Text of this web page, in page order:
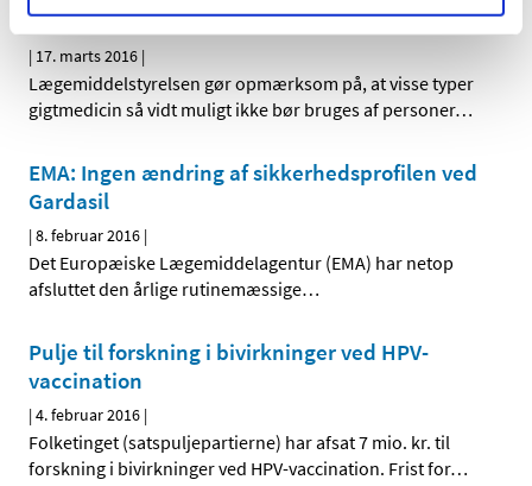
hjertepatienter
| 17. marts 2016 |
Lægemiddelstyrelsen gør opmærksom på, at visse typer
gigtmedicin så vidt muligt ikke bør bruges af personer…
EMA: Ingen ændring af sikkerhedsprofilen ved
Gardasil
|8. februar 2016 |
Det Europæiske Lægemiddelagentur (EMA) har netop
afsluttet den årlige rutinemæssige…
Pulje til forskning i bivirkninger ved HPV-
vaccination
|4. februar 2016 |
Folketinget (satspuljepartierne) har afsat 7 mio. kr. til
forskning i bivirkninger ved HPV-vaccination. Frist for…